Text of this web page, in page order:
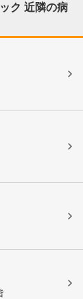
ク 近隣の病